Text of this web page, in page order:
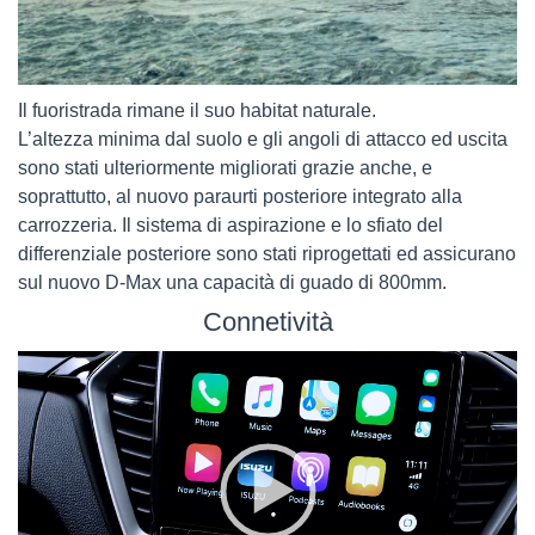
Il fuoristrada rimane il suo habitat naturale.
L’altezza minima dal suolo e gli angoli di attacco ed uscita
sono stati ulteriormente migliorati grazie anche, e
soprattutto, al nuovo paraurti posteriore integrato alla
carrozzeria. Il sistema di aspirazione e lo sfiato del
differenziale posteriore sono stati riprogettati ed assicurano
sul nuovo D-Max una capacità di guado di 800mm.
Connetività
Video
Player